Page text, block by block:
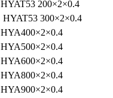
HYAT53 200×2×0.4
HYAT53 300×2×0.4
HYA400×2×0.4
HYA500×2×0.4
HYA600×2×0.4
HYA800×2×0.4
HYA900×2×0.4